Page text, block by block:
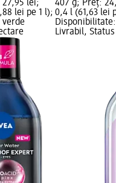
lei;
lei pe 1 l);
407 g; Preț:
0,4 l (61,63 lei
Livrabil,